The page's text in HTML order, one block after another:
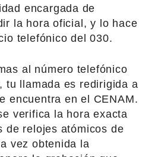
encargada de
la hora oficial, y lo hace
telefónico del 030.
al número telefónico
tu llamada es redirigida a
encuentra en el CENAM.
verifica la hora exacta
de relojes atómicos de
vez obtenida la